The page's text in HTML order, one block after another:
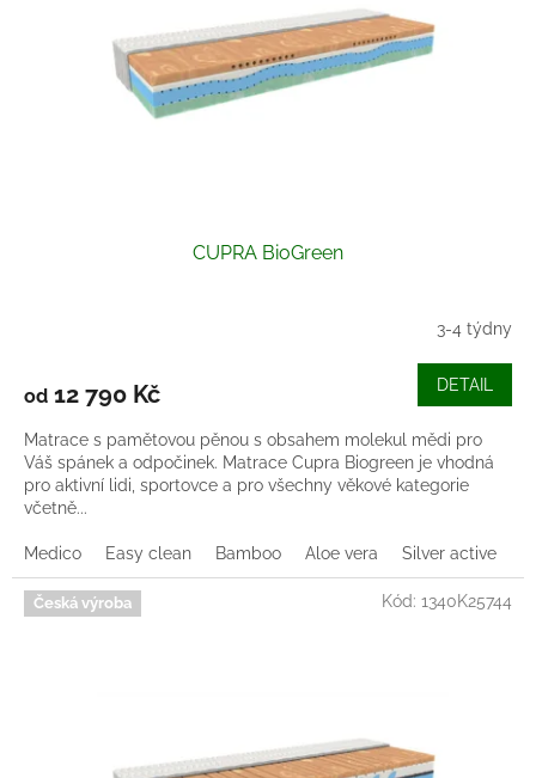
CUPRA BioGreen
3-4 týdny
od 12 790 Kč DETAIL
Matrace s pamětovou pěnou s obsahem molekul mědi pro
Váš spánek a odpočinek. Matrace Cupra Biogreen je vhodná
pro aktivní lidi, sportovce a pro všechny věkové kategorie
včetně...
Medico Easy clean Bamboo Aloe vera Silver active
Česká výroba Kód: 1340K25744